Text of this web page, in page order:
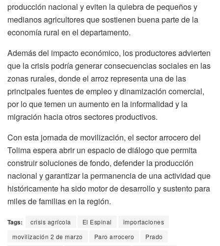
producción nacional y eviten la quiebra de pequeños y
medianos agricultores que sostienen buena parte de la
economía rural en el departamento.
Además del impacto económico, los productores advierten
que la crisis podría generar consecuencias sociales en las
zonas rurales, donde el arroz representa una de las
principales fuentes de empleo y dinamización comercial,
por lo que temen un aumento en la informalidad y la
migración hacia otros sectores productivos.
Con esta jornada de movilización, el sector arrocero del
Tolima espera abrir un espacio de diálogo que permita
construir soluciones de fondo, defender la producción
nacional y garantizar la permanencia de una actividad que
históricamente ha sido motor de desarrollo y sustento para
miles de familias en la región.
Tags: crisis agrícola El Espinal
importaciones
movilización 2 de marzo
Paro arrocero
Prado